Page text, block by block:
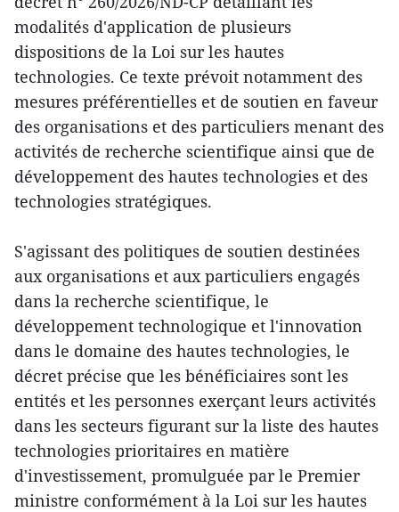
modalités d'application de plusieurs
dispositions de la Loi sur les hautes
technologies. Ce texte prévoit notamment des
mesures préférentielles et de soutien en faveur
des organisations et des particuliers menant des
activités de recherche scientifique ainsi que de
développement des hautes technologies et des
technologies stratégiques.
S'agissant des politiques de soutien destinées
aux organisations et aux particuliers engagés
dans la recherche scientifique, le
développement technologique et l'innovation
dans le domaine des hautes technologies, le
décret précise que les bénéficiaires sont les
entités et les personnes exerçant leurs activités
dans les secteurs figurant sur la liste des hautes
technologies prioritaires en matière
d'investissement, promulguée par le Premier
ministre conformément à la Loi sur les hautes